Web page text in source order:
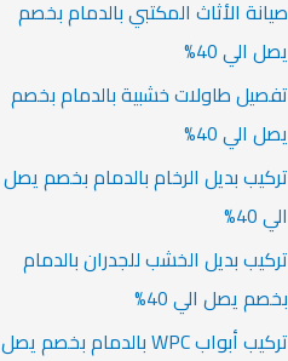
صيانة الأثاث المكتبي بالدمام بخصم
يصل الي 40%
تفصيل طاولات خشبية بالدمام بخصم
يصل الي 40%
تركيب بديل الرخام بالدمام بخصم يصل
الي 40%
تركيب بديل الخشب للجدران بالدمام
بخصم يصل الي 40%
تركيب أبواب WPC بالدمام بخصم يصل